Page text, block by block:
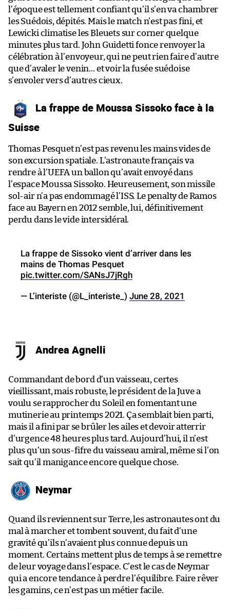
l’époque est tellement confiant qu’il s’en va chambrer
les Suédois, dépités. Mais le match n’est pas fini, et
Lewicki climatise les Bleuets sur corner quelque
minutes plus tard. John Guidetti fonce renvoyer la
célébration à l’envoyeur, qui ne peut rien faire d’autre
que d’avaler le venin… et voir la fusée suédoise
s’envoler vers d’autres cieux.
La frappe de Moussa Sissoko face à la
Suisse
Thomas Pesquet n’est pas revenu les mains vides de
son excursion spatiale. L’astronaute français va
rendre à l’UEFA un ballon qu’avait envoyé dans
l’espace Moussa Sissoko. Heureusement, son missile
sol-air n’a pas endommagé l’ISS. Le penalty de Ramos
face au Bayern en 2012 semble, lui, définitivement
perdu dans le vide intersidéral.
La frappe de Sissoko vient d’arriver dans les
mains de Thomas Pesquet
pic.twitter.com/SANsJ7jRgh
— L’interiste (@L_interiste_) June 28, 2021
Andrea Agnelli
Commandant de bord d’un vaisseau, certes
vieillissant, mais robuste, le président de la Juve a
voulu se rapprocher du Soleil en fomentant une
mutinerie au printemps 2021. Ça semblait bien parti,
mais il a fini par se brûler les ailes et devoir atterrir
d’urgence 48 heures plus tard. Aujourd’hui, il n’est
plus qu’un sous-fifre du vaisseau amiral, même si l’on
sait qu’il manigance encore quelque chose.
Neymar
Quand ils reviennent sur Terre, les astronautes ont du
mal à marcher et tombent souvent, du fait d’une
gravité qu’ils n’avaient plus connue depuis un
moment. Certains mettent plus de temps à se remettre
de leur voyage dans l’espace. C’est le cas de Neymar
qui a encore tendance à perdre l’équilibre. Faire rêver
les gamins, ce n’est pas un métier facile.